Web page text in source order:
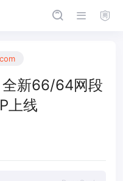
新66/64网段
上线